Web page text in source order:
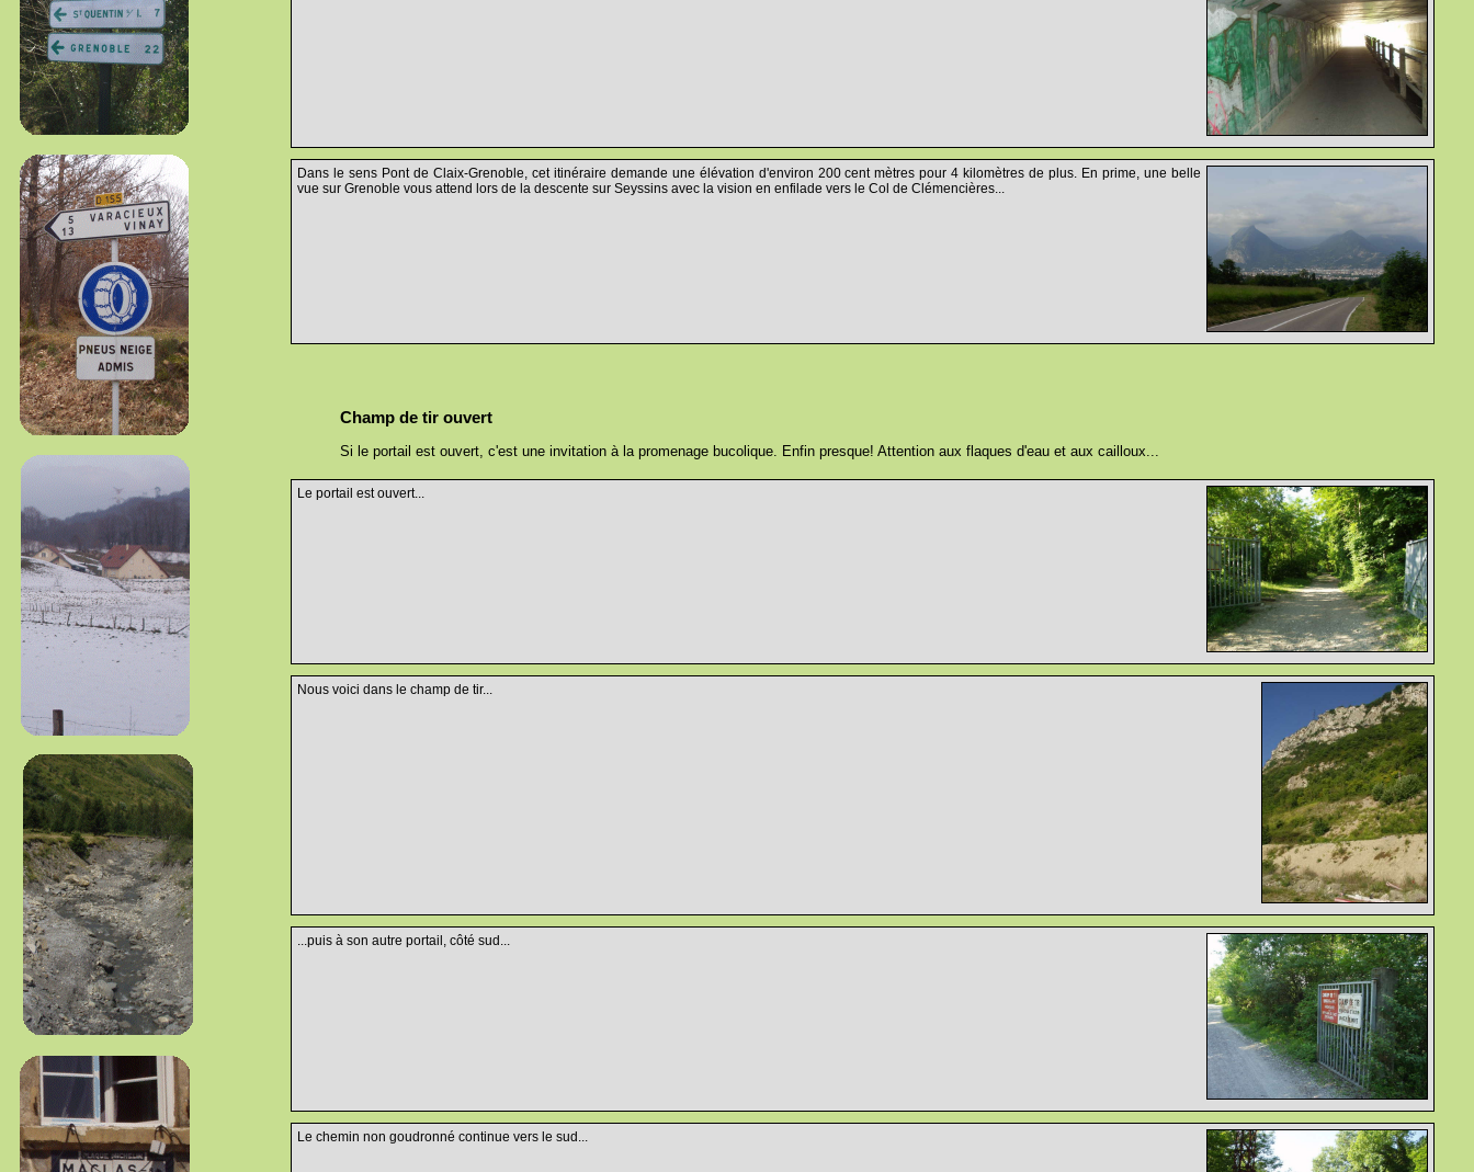
Dans le sens Pont de Claix-Grenoble, cet itinéraire demande une élévation d'environ 200 cent mètres pour 4 kilomètres de plus. En prime, une belle
vue sur Grenoble vous attend lors de la descente sur Seyssins avec la vision en enfilade vers le Col de Clémencières...
Champ de tir ouvert
Si le portail est ouvert, c'est une invitation à la promenage bucolique. Enfin presque! Attention aux flaques d'eau et aux cailloux...
Le portail est ouvert...
Nous voici dans le champ de tir...
...puis à son autre portail, côté sud...
Le chemin non goudronné continue vers le sud...